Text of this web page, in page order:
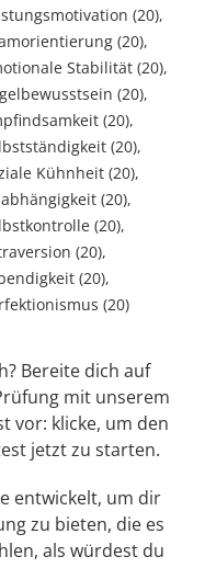
(20),
(20),
Stabilität (20),
(20),
(20),
(20),
Kühnheit (20),
(20),
(20),
(20),
(20),
(20)
Bereite dich auf
mit unserem
vor: klicke, um den
jetzt zu starten.
entwickelt, um dir
zu bieten, die es
als würdest du